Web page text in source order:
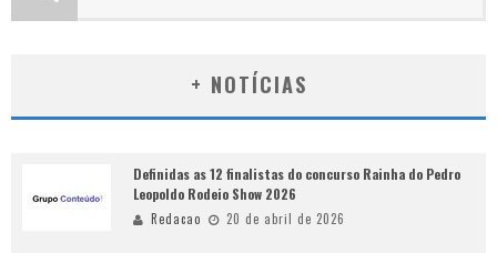
+ NOTÍCIAS
Definidas as 12 finalistas do concurso Rainha do Pedro
Leopoldo Rodeio Show 2026
Redacao 20 de abril de 2026